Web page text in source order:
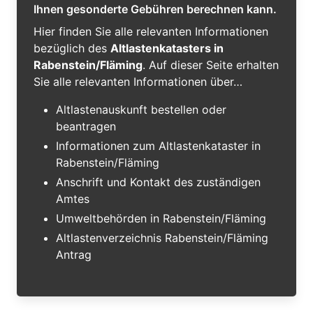
Ihnen gesonderte Gebühren berechnen kann.
Hier finden Sie alle relevanten Informationen
bezüglich des Altlastenkatasters in
Rabenstein/Fläming. Auf dieser Seite erhalten
Sie alle relevanten Informationen über…
Altlastenauskunft bestellen oder
beantragen
Informationen zum Altlastenkataster in
Rabenstein/Fläming
Anschrift und Kontakt des zuständigen
Amtes
Umweltbehörden in Rabenstein/Fläming
Altlastenverzeichnis Rabenstein/Fläming
Antrag